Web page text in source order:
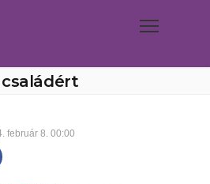
február 8. 00:00